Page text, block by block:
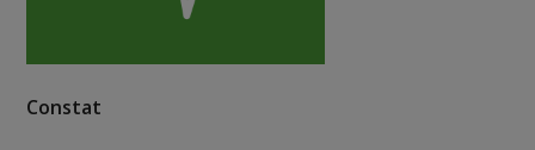
Constat